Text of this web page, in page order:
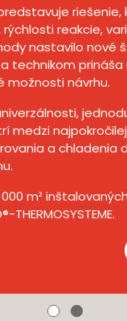
riešenie,
reakcie,
nastavilo nové
technikom prináša
možnosti návrhu.
medzi
a chladenia
m²